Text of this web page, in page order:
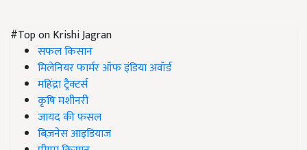
#Top on Krishi Jagran
सफल किसान
मिलेनियर फार्मर ऑफ इंडिया अवॉर्ड
महिंद्रा ट्रैक्टर्स
कृषि मशीनरी
जायद की फसल
बिज़नेस आइडियाज